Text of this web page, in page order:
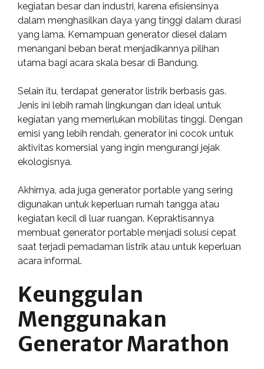
kegiatan besar dan industri, karena efisiensinya
dalam menghasilkan daya yang tinggi dalam durasi
yang lama. Kemampuan generator diesel dalam
menangani beban berat menjadikannya pilihan
utama bagi acara skala besar di Bandung.
Selain itu, terdapat generator listrik berbasis gas.
Jenis ini lebih ramah lingkungan dan ideal untuk
kegiatan yang memerlukan mobilitas tinggi. Dengan
emisi yang lebih rendah, generator ini cocok untuk
aktivitas komersial yang ingin mengurangi jejak
ekologisnya.
Akhirnya, ada juga generator portable yang sering
digunakan untuk keperluan rumah tangga atau
kegiatan kecil di luar ruangan. Kepraktisannya
membuat generator portable menjadi solusi cepat
saat terjadi pemadaman listrik atau untuk keperluan
acara informal.
Keunggulan
Menggunakan
Generator Marathon